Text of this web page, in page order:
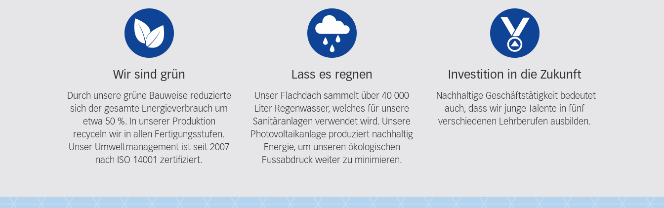
Wir sind grün
Durch unsere grüne Bauweise reduzierte
sich der gesamte Energieverbrauch um
etwa 50 %. In unserer Produktion
recyceln wir in allen Fertigungsstufen.
Unser Umweltmanagement ist seit 2007
nach ISO 14001 zertifiziert.
Lass es regnen
Unser Flachdach sammelt über 40 000
Liter Regenwasser, welches für unsere
Sanitäranlagen verwendet wird. Unsere
Photovoltaikanlage produziert nachhaltig
Energie, um unseren ökologischen
Fussabdruck weiter zu minimieren.
Investition in die Zukunft
Nachhaltige Geschäftstätigkeit bedeutet
auch, dass wir junge Talente in fünf
verschiedenen Lehrberufen ausbilden.